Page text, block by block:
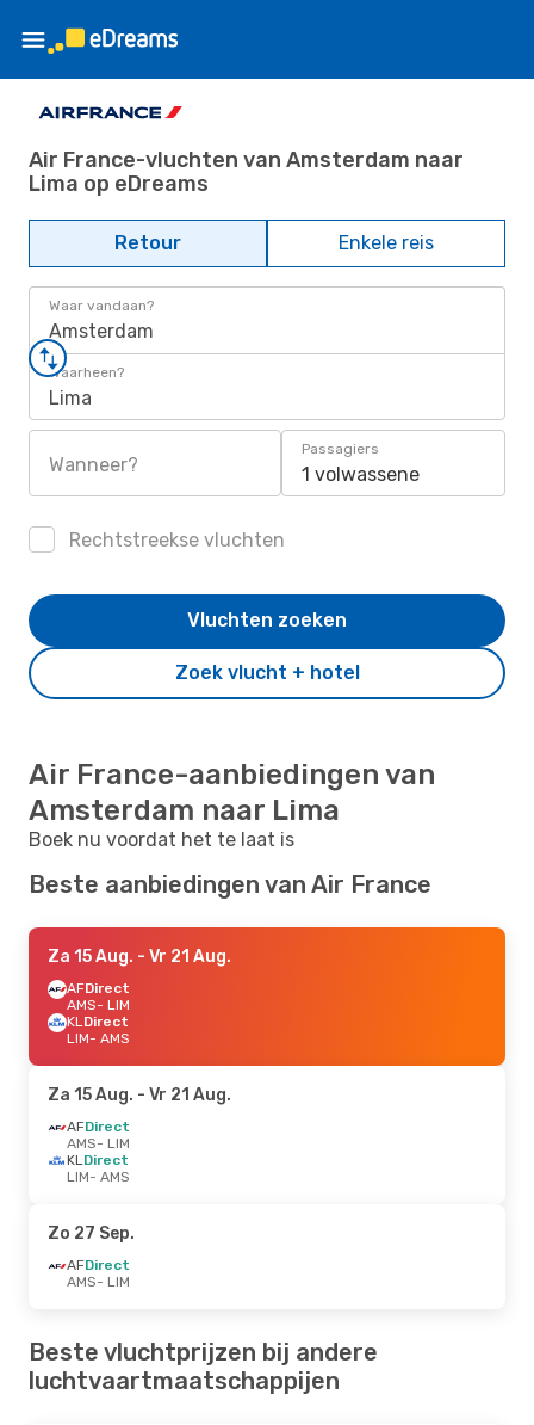
Air France-vluchten van Amsterdam naar
Lima op eDreams
Retour Enkele reis
Waar vandaan?
Amsterdam
Waarheen?
Lima
Wanneer?
Passagiers
1 volwassene
Rechtstreekse vluchten
Zoek vlucht + hotel
Vluchten zoeken
Air France-aanbiedingen van
Amsterdam naar Lima
Boek nu voordat het te laat is
Beste aanbiedingen van Air France
Za 15 Aug. - Vr 21 Aug.
AFDirect
AMS- LIM
KLDirect
LIM- AMS
Za 15 Aug. - Vr 21 Aug.
AFDirect
AMS- LIM
KLDirect
LIM- AMS
Zo 27 Sep.
AFDirect
AMS- LIM
Beste vluchtprijzen bij andere
luchtvaartmaatschappijen